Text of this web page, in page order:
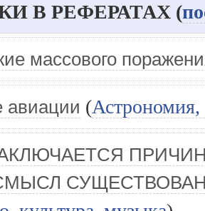
В РЕФЕРАТАХ (
массового
авиации (